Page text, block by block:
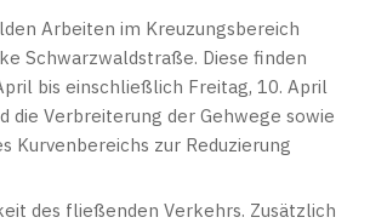
Arbeiten im Kreuzungsbereich
Schwarzwaldstraße. Diese finden
bis einschließlich Freitag, 10. April
die Verbreiterung der Gehwege sowie
Kurvenbereichs zur Reduzierung
des fließenden Verkehrs. Zusätzlich